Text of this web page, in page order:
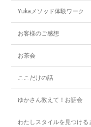
Yukaメソッド体験ワーク
お客様のご感想
お茶会
ここだけの話
ゆかさん教えて！お話会
わたしスタイルを見つける